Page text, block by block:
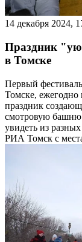
14 декабря 2024,
Праздник
в Томске
Первый
Томске, ежегодно
праздник
смотровую башню
увидеть из
РИА Томск с